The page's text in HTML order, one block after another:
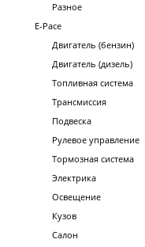
Разное
E-Pace
Двигатель (бензин)
Двигатель (дизель)
Топливная система
Трансмиссия
Подвеска
Рулевое управление
Тормозная система
Электрика
Освещение
Кузов
Салон